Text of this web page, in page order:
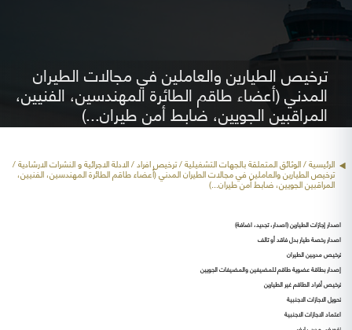
ترخيص الطيارين والعاملين في مجالات الطيران
المدني (أعضاء طاقم الطائرة المهندسين، الفنيين،
المراقبين الجويين، ضابط أمن طيران...)
الرئيسية/ الوثائق المتعلقة بالجهات التشغيلية /ترخيص افراد/ الادلة الاجرائية و النشرات الارشادية /
ترخيص الطيارين والعاملين في مجالات الطيران المدني (أعضاء طاقم الطائرة المهندسين، الفنيين،
المراقبين الجويين، ضابط أمن طيران...)
اصدار إجازات الطيارين (اصدار، تجديد، اضافة)
اصدار رخصة طيار بدل فاقد أو تالف
ترخيص مدربين الطيران
إصدار بطاقة عضوية طاقم للمضيفين والمضيفات الجويين
ترخيص أفراد الطاقم غير الطيارين
تحويل الاجازات الاجنبية
اعتماد الاجازات الاجنبية